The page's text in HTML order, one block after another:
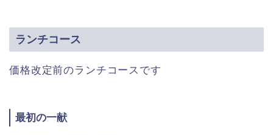
ランチコース
価格改定前のランチコースです
最初の一献